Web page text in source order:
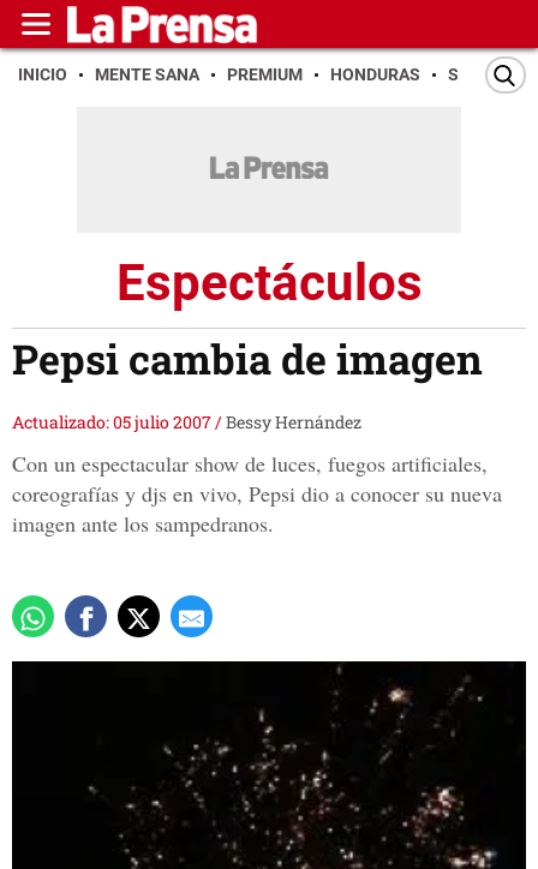
INICIO MENTE SANA PREMIUM HONDURAS SAN PEDRO
Espectáculos
Pepsi cambia de imagen
Actualizado: 05 julio 2007/Bessy Hernández
Con un espectacular show de luces, fuegos artificiales,
coreografías y djs en vivo, Pepsi dio a conocer su nueva
imagen ante los sampedranos.